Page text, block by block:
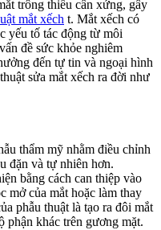
trông thiếu cân xứng, gây
mắt xếch t. Mắt xếch có
yếu tố tác động từ môi
đề sức khỏe nghiêm
đến tự tin và ngoại hình
sửa mắt xếch ra đời như
thẩm mỹ nhằm điều chỉnh
đặn và tự nhiên hơn.
bằng cách can thiệp vào
mở của mắt hoặc làm thay
phẫu thuật là tạo ra đôi mắt
phận khác trên gương mặt.